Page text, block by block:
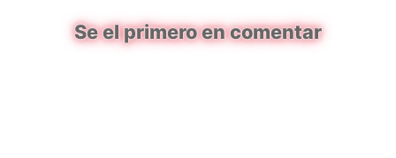
Se el primero en comentar